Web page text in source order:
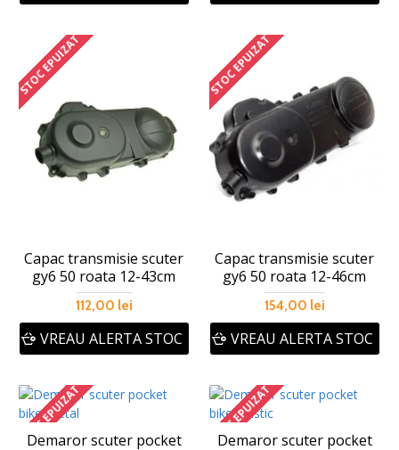
STOC EPUIZAT
Capac transmisie scuter
gy6 50 roata 12-43cm
112,00 lei
VREAU ALERTA STOC
STOC EPUIZAT
Capac transmisie scuter
gy6 50 roata 12-46cm
154,00 lei
VREAU ALERTA STOC
STOC EPUIZAT
Demaror scuter pocket
STOC EPUIZAT
Demaror scuter pocket